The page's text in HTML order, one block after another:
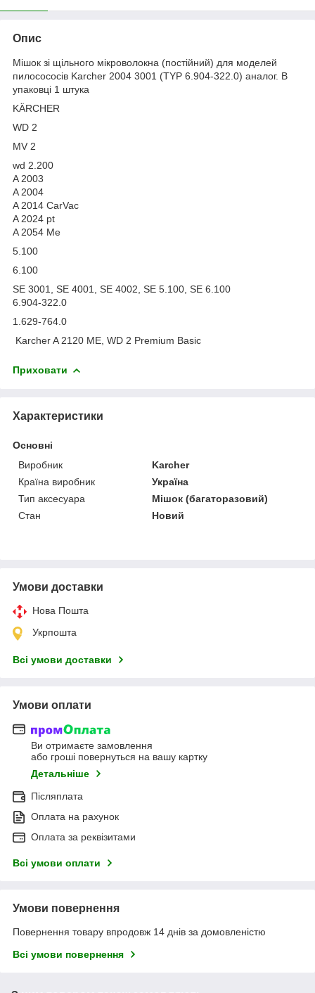
Опис
Мішок зі щільного мікроволокна (постійний) для моделей
пилосососів Karcher 2004 3001 (TYP 6.904-322.0) аналог. В
упаковці 1 штука
KÄRCHER
WD 2
MV 2
wd 2.200
A 2003
A 2004
A 2014 CarVac
A 2024 pt
A 2054 Me
5.100
6.100
SE 3001, SE 4001, SE 4002, SE 5.100, SE 6.100
6.904-322.0
1.629-764.0
Karcher A 2120 ME, WD 2 Premium Basic
Приховати
Характеристики
Основні
Виробник
Karcher
Країна виробник
Україна
Тип аксесуара
Мішок (багаторазовий)
Стан
Новий
Умови доставки
Нова Пошта
Укрпошта
Всі умови доставки
Умови оплати
Ви отримаєте замовлення
або гроші повернуться на вашу картку
Детальніше
Післяплата
Оплата на рахунок
Оплата за реквізитами
Всі умови оплати
Умови повернення
Повернення товару впродовж 14 днів за домовленістю
Всі умови повернення